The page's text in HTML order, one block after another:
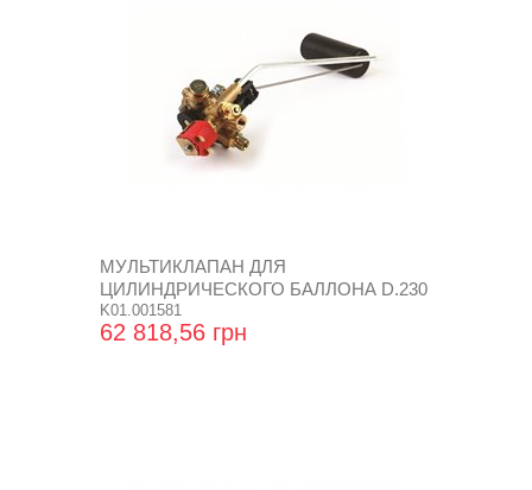
МУЛЬТИКЛАПАН ДЛЯ
ЦИЛИНДРИЧЕСКОГО БАЛЛОНА D.230
SUPER
K01.001581
62 818,56 грн